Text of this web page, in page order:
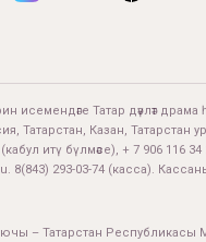
исемендәге Татар дәүләт драма
Татарстан, Казан, Татарстан
(кабул итү бүлмәсе), + 7 906 116 34
. 8(843) 293-03-74 (касса).
– Татарстан Республикасы